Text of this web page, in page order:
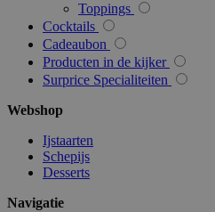
Toppings
Cocktails
Cadeaubon
Producten in de kijker
Surprice Specialiteiten
Webshop
Ijstaarten
Schepijs
Desserts
Navigatie
section_data_ids
mage-cache-storage